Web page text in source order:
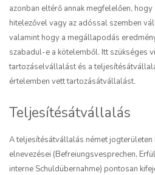
azonban eltérő annak megfelelően,
hitelezővel vagy az adóssal szemben
valamint hogy a megállapodás
szabadul-e a kötelemből. Itt szükséges
tartozáselvállalást és a
értelemben vett tartozásátvállalást.
Teljesítésátvállalás
A teljesítésátvállalás német jogterületen
elnevezései (Befreiungsvesprechen,
interne Schuldübernahme) pontosan